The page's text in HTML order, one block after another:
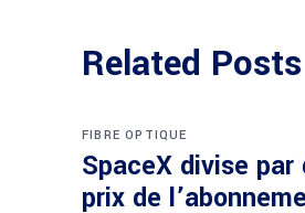
Related Posts
FIBRE OPTIQUE
SpaceX divise par
prix de